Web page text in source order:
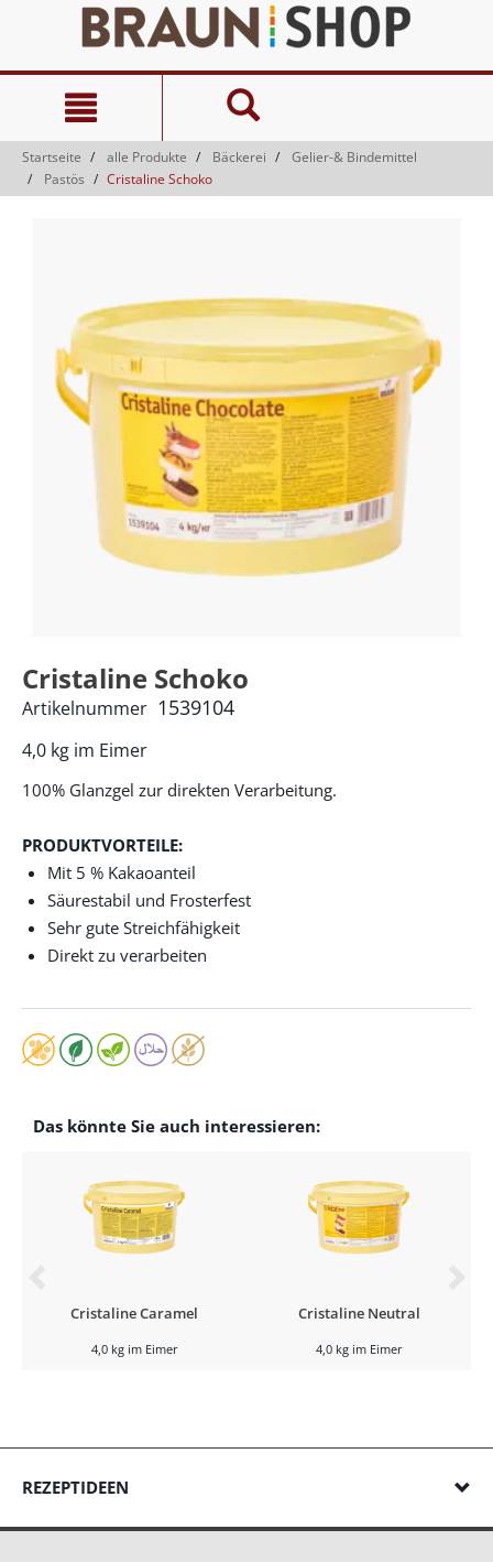
springen
Navigationsmenü
springen
Startseite alle Produkte Bäckerei
Gelier-& Bindemittel
Pastös
Cristaline Schoko
Cristaline Schoko
4,0 kg im Eimer
Artikelnummer 1539104
100% Glanzgel zur direkten Verarbeitung.
PRODUKTVORTEILE:
Mit 5 % Kakaoanteil
Säurestabil und Frosterfest
Sehr gute Streichfähigkeit
Direkt zu verarbeiten
Das könnte Sie auch interessieren:
Cristaline Caramel
4,0 kg im Eimer
Cristaline Neutral
4,0 kg im Eimer
REZEPTIDEEN